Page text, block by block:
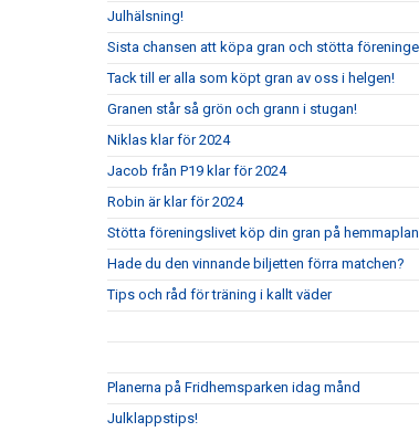
Julhälsning!
Sista chansen att köpa gran och stötta
Tack till er alla som köpt gran av oss i helgen!
Granen står så grön och grann i stugan!
Niklas klar för 2024
Jacob från P19 klar för 2024
Robin är klar för 2024
Stötta föreningslivet köp din gran på
Hade du den vinnande biljetten förra matchen?
Tips och råd för träning i kallt väder
Planerna på Fridhemsparken idag månd
Julklappstips!